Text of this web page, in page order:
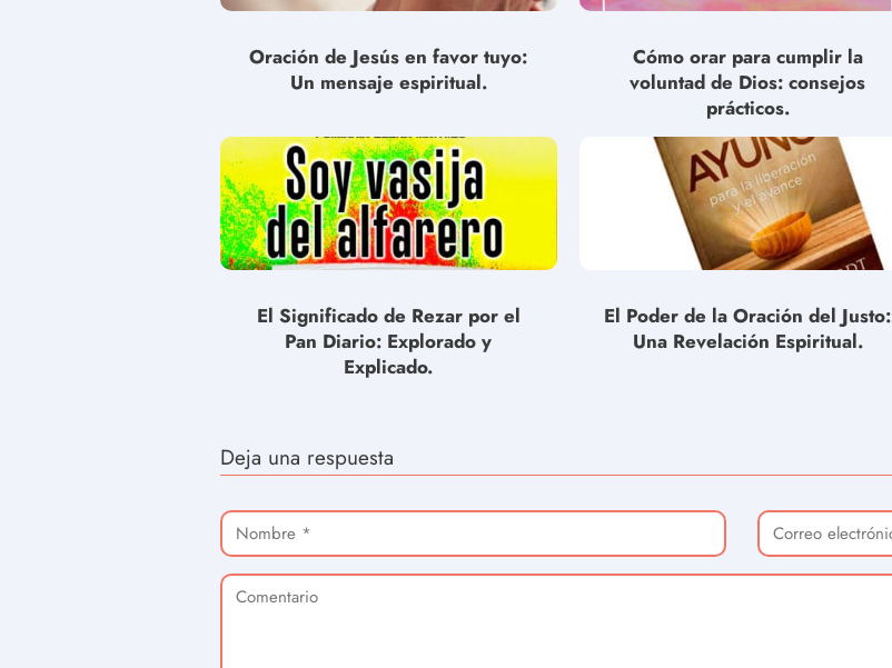
Oración de Jesús en favor tuyo:
Un mensaje espiritual.
Cómo orar para cumplir la
voluntad de Dios: consejos
prácticos.
El Significado de Rezar por el
Pan Diario: Explorado y
Explicado.
El Poder de la Oración del Justo:
Una Revelación Espiritual.
Deja una respuesta